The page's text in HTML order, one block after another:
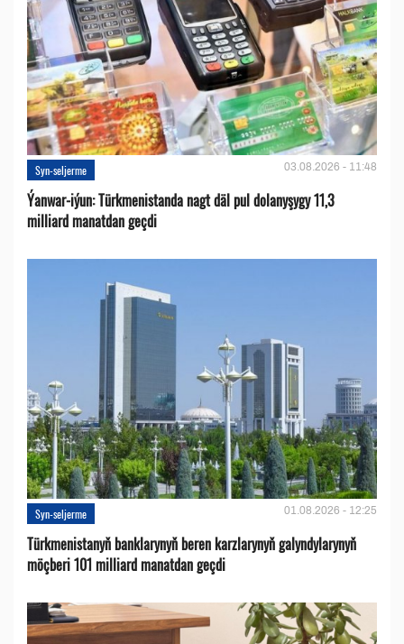
Syn-seljerme 03.08.2026 - 11:48
Ýanwar-iýun: Türkmenistanda nagt däl pul dolanyşygy 11,3
milliard manatdan geçdi
Syn-seljerme 01.08.2026 - 12:25
Türkmenistanyň banklarynyň beren karzlarynyň galyndylarynyň
möçberi 101 milliard manatdan geçdi